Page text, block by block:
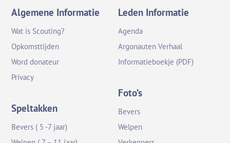
Algemene Informatie
Wat is Scouting?
Opkomsttijden
Word donateur
Privacy
Speltakken
Bevers ( 5 -7 jaar)
Leden Informatie
Agenda
Argonauten Verhaal
Informatieboekje (PDF)
Foto’s
Bevers
Welpen